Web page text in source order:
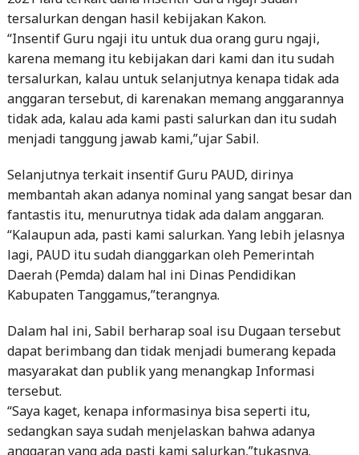
karena memang itu kebijakan dari kami dan itu sudah
tersalurkan, kalau untuk selanjutnya kenapa tidak ada
anggaran tersebut, di karenakan memang anggarannya
tidak ada, kalau ada kami pasti salurkan dan itu sudah
menjadi tanggung jawab kami,”ujar Sabil.
Selanjutnya terkait insentif Guru PAUD, dirinya
membantah akan adanya nominal yang sangat besar dan
fantastis itu, menurutnya tidak ada dalam anggaran.
“Kalaupun ada, pasti kami salurkan. Yang lebih jelasnya
lagi, PAUD itu sudah dianggarkan oleh Pemerintah
Daerah (Pemda) dalam hal ini Dinas Pendidikan
Kabupaten Tanggamus,”terangnya.
Dalam hal ini, Sabil berharap soal isu Dugaan tersebut
dapat berimbang dan tidak menjadi bumerang kepada
masyarakat dan publik yang menangkap Informasi
tersebut.
“Saya kaget, kenapa informasinya bisa seperti itu,
sedangkan saya sudah menjelaskan bahwa adanya
anggaran yang ada pasti kami salurkan,”tukasnya.
Dalam hal ini, Firmansyah selaku Sekertaris Desa